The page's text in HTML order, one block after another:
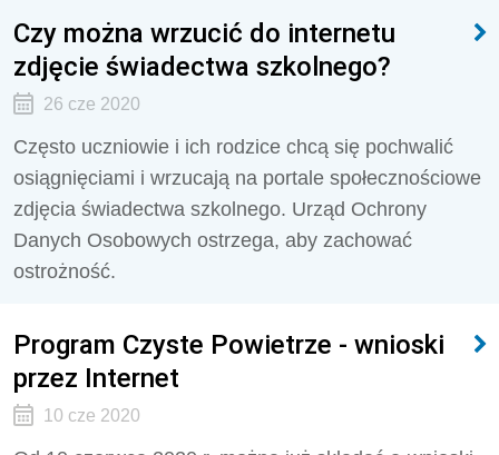
Czy można wrzucić do internetu
zdjęcie świadectwa szkolnego?
26 cze 2020
Często uczniowie i ich rodzice chcą się pochwalić
osiągnięciami i wrzucają na portale społecznościowe
zdjęcia świadectwa szkolnego. Urząd Ochrony
Danych Osobowych ostrzega, aby zachować
ostrożność.
Program Czyste Powietrze - wnioski
przez Internet
10 cze 2020